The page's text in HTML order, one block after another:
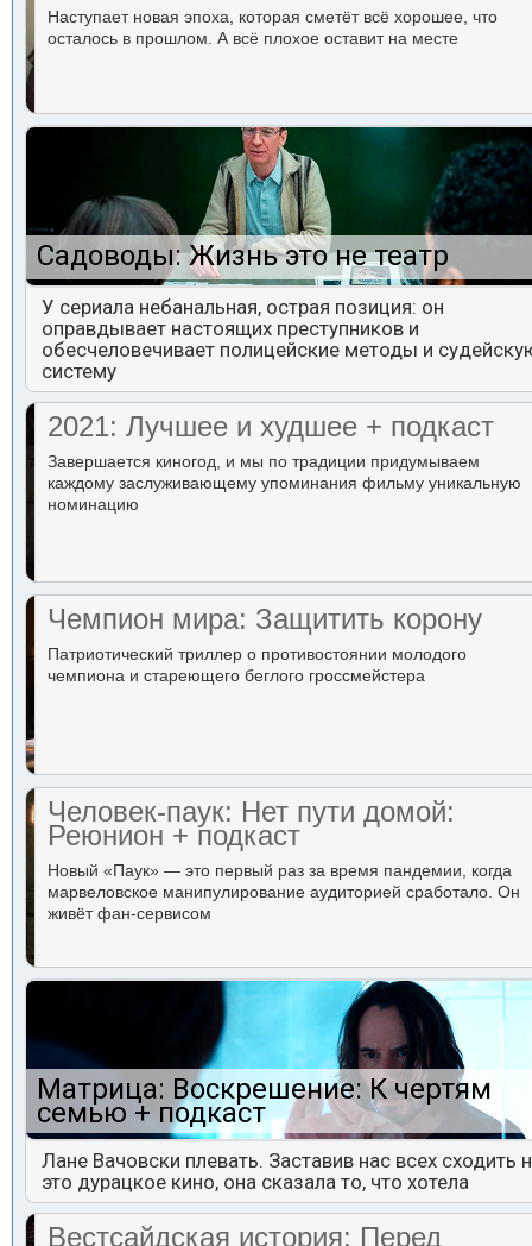
Наступает новая эпоха, которая сметёт всё хорошее, что
осталось в прошлом. А всё плохое оставит на месте
Садоводы: Жизнь это не театр
У сериала небанальная, острая позиция: он
оправдывает настоящих преступников и
обесчеловечивает полицейские методы и
систему
2021: Лучшее и худшее + подкаст
Завершается киногод, и мы по традиции придумываем
каждому заслуживающему упоминания фильму уникальную
номинацию
Чемпион мира: Защитить корону
Патриотический триллер о противостоянии молодого
чемпиона и стареющего беглого гроссмейстера
Человек-паук: Нет пути домой:
Реюнион + подкаст
Новый «Паук» — это первый раз за время пандемии, когда
марвеловское манипулирование аудиторией сработало. Он
живёт фан-сервисом
Матрица: Воскрешение: К чертям
семью + подкаст
Лане Вачовски плевать. Заставив нас всех сходить
это дурацкое кино, она сказала то, что хотела
Вестсайдская история: Перед